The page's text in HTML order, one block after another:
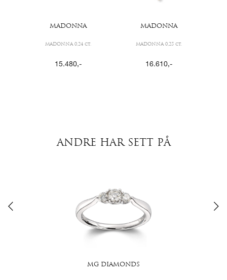
MADONNA
MADONNA 0,24 ct.
15.480,-
MADONNA
MADONNA 0,25 ct.
16.610,-
ANDRE HAR SETT PÅ
MG DIAMONDS